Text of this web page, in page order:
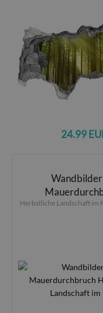
24.99
Herbstliche Landschaft im